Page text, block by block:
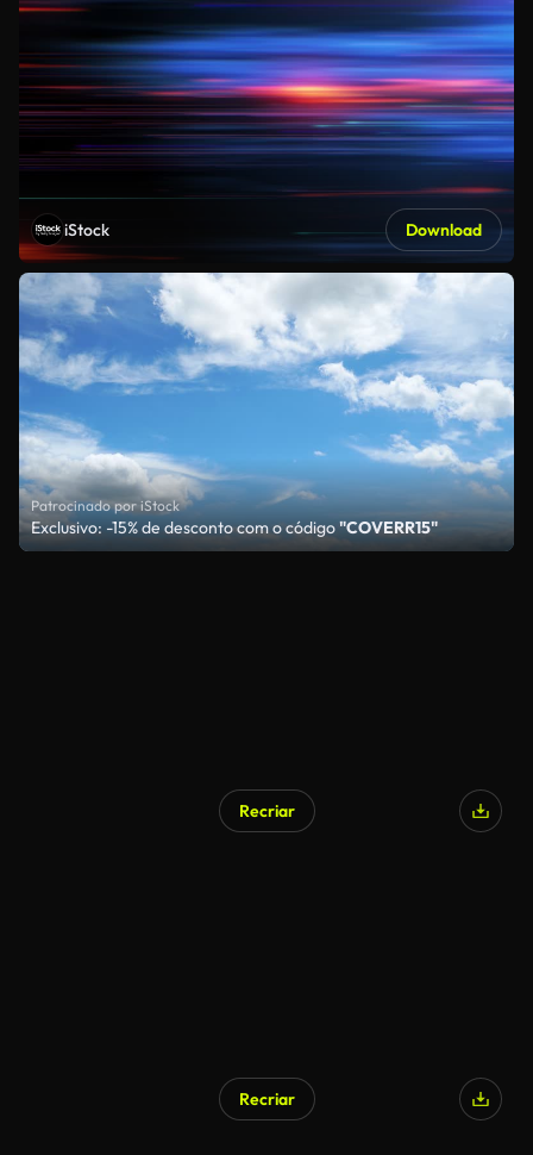
iStock Download
Patrocinado por iStock
Exclusivo: -15% de desconto com o código"COVERR15"
Recriar
Recriar